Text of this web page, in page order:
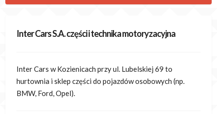
Inter Cars S.A. części i technika motoryzacyjna
Inter Cars w Kozienicach przy ul. Lubelskiej 69 to
hurtownia i sklep części do pojazdów osobowych (np.
BMW, Ford, Opel).